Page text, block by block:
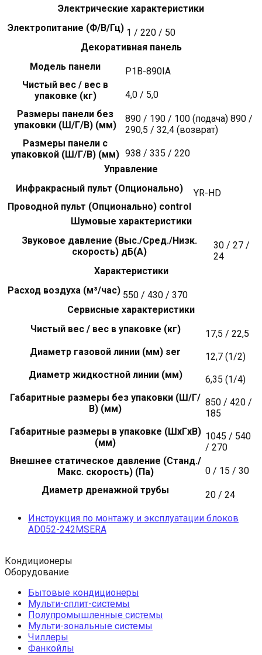
Электрические характеристики
Электропитание (Ф/В/Гц) 1 / 220 / 50
Декоративная панель
Модель панели
P1B-890IA
Чистый вес / вес в
упаковке (кг)
4,0 / 5,0
Размеры панели без
упаковки (Ш/Г/В) (мм)
890 / 190 / 100 (подача) 890 /
290,5 / 32,4 (возврат)
Размеры панели с
упаковкой (Ш/Г/В) (мм) 938 / 335 / 220
Управление
Инфракрасный пульт (Опционально)
YR-HD
Проводной пульт (Опционально) control
Шумовые характеристики
Звуковое давление (Выс./Сред./Низк.
скорость) дБ(А)
30 / 27 /
24
Характеристики
Расход воздуха (м³/час) 550 / 430 / 370
Сервисные характеристики
Чистый вес / вес в упаковке (кг)
17,5 / 22,5
Диаметр газовой линии (мм) ser
12,7 (1/2)
Диаметр жидкостной линии (мм)
6,35 (1/4)
Габаритные размеры без упаковки (Ш/Г/
В) (мм)
850 / 420 /
185
Габаритные размеры в упаковке (ШxГxВ)
(мм)
1045 / 540
/ 270
Внешнее статическое давление (Станд./
Макс. скорость) (Па)
0 / 15 / 30
Диаметр дренажной трубы
20 / 24
Инструкция по монтажу и эксплуатации блоков
AD052-242MSERA
Кондиционеры
Оборудование
Бытовые кондиционеры
Мульти-сплит-системы
Полупромышленные системы
Мульти-зональные системы
Чиллеры
Фанкойлы